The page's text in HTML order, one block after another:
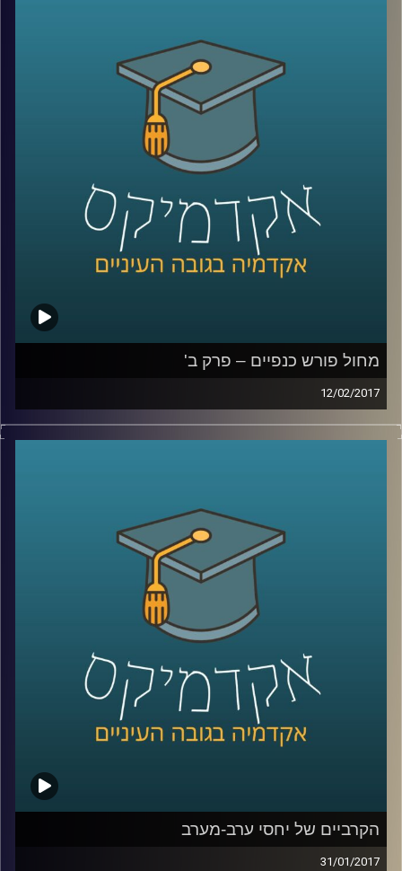
לתכנון ערים? פרופסור נורית אלפסי חוקרת את
הדינמיקה של הסביבה בה רובנו חיים – העיר.
התושבים משתנים, הצרכים משתנים, והעיר
צריכה להיות גמישה לאור התמורות הרבות
והמהירות שבה. כשתכנון עירוני הופך לכאוס,
ועל הפתרונות שיקדמו את התכנון בצמוד
לצרכים המיידיים של התושבים.
AudioVersity
מחול פורש כנפיים – פרק ב'
12/02/2017
התפתחות המחול לבמה בארץ הושפעה
מספרת דוקטור רות אשל על היצירה ההטרוגנית
של המחול לבמה: הבמה האתיופית, הבמה
הערבית, השפעות העלייה הרוסית ויצירה
עצמאית. כיצד השינויים והתזוזות, החיפושים
והציפיות מהקהל השפיעו על הלהקות
הישראליות הותיקות – "קול ודממה", "בת שבע",
"בת דור", "מחול ענבל", "להקת המחול
הקיבוצית" ונוספות? מי שרדה, מי לוטשה, מי
אבדה ומה יכול השינוי ללמד אותנו?
הקרביים של יחסי ערב-מערב
31/01/2017